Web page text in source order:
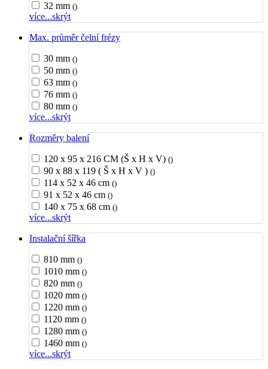
32 mm ()
více...skrýt
Max. průměr čelní frézy
30 mm ()
50 mm ()
63 mm ()
76 mm ()
80 mm ()
více...skrýt
Rozměry balení
120 x 95 x 216 CM (Š x H x V) ()
90 x 88 x 119 ( Š x H x V ) ()
114 x 52 x 46 cm ()
91 x 52 x 46 cm ()
140 x 75 x 68 cm ()
více...skrýt
Instalační šířka
810 mm ()
1010 mm ()
820 mm ()
1020 mm ()
1220 mm ()
1120 mm ()
1280 mm ()
1460 mm ()
více...skrýt